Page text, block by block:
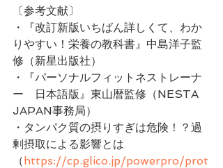
〔参考文献〕
・『改訂新版いちばん詳しくて、わか
りやすい！栄養の教科書』中島洋子監
修（新星出版社）
・『パーソナルフィットネストレーナ
ー　日本語版』東山暦監修（NESTA
JAPAN事務局）
・タンパク質の摂りすぎは危険！？過
剰摂取による影響とは
（https://cp.glico.jp/powerpro/prot